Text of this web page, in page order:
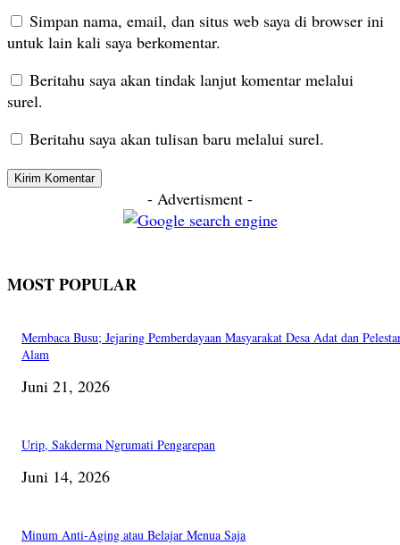
Simpan nama, email, dan situs web saya di browser ini
untuk lain kali saya berkomentar.
Beritahu saya akan tindak lanjut komentar melalui
surel.
Beritahu saya akan tulisan baru melalui surel.
- Advertisment -
MOST POPULAR
Membaca Busu; Jejaring Pemberdayaan Masyarakat Desa Adat dan
Alam
Juni 21, 2026
Urip, Sakderma Ngrumati Pengarepan
Juni 14, 2026
Minum Anti-Aging atau Belajar Menua Saja